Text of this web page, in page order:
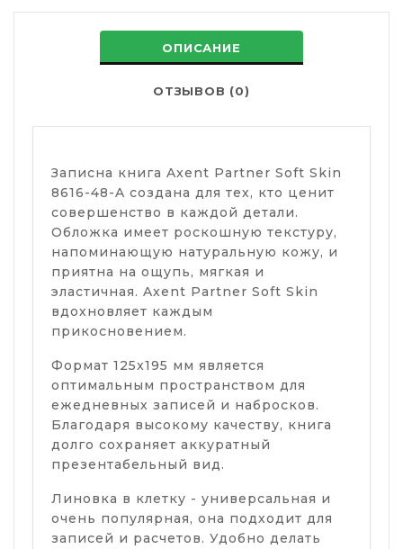
ОПИСАНИЕ
ОТЗЫВОВ (0)
Записна книга Axent Partner Soft Skin
8616-48-A создана для тех, кто ценит
совершенство в каждой детали.
Обложка имеет роскошную текстуру,
напоминающую натуральную кожу, и
приятна на ощупь, мягкая и
эластичная. Axent Partner Soft Skin
вдохновляет каждым
прикосновением.
Формат 125x195 мм является
оптимальным пространством для
ежедневных записей и набросков.
Благодаря высокому качеству, книга
долго сохраняет аккуратный
презентабельный вид.
Линовка в клетку - универсальная и
очень популярная, она подходит для
записей и расчетов. Удобно делать